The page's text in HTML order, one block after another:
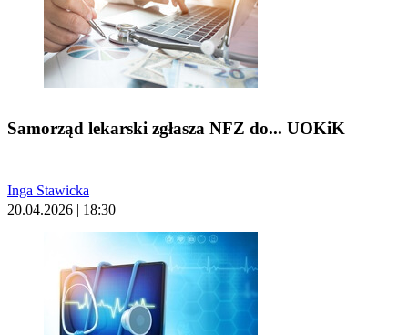
Samorząd lekarski zgłasza NFZ do... UOKiK
Inga Stawicka
20.04.2026 | 18:30